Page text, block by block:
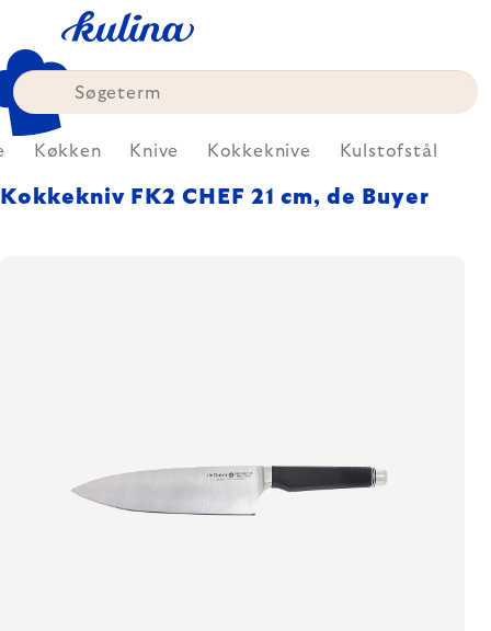
content
Køkken Knive Kokkeknive Kulstofstål
Kokkekniv FK2 CHEF 21 cm, de Buyer